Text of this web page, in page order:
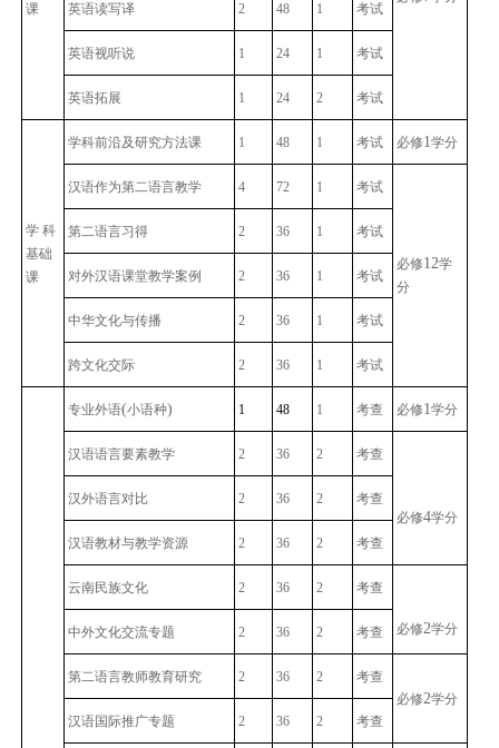
课
英语读写译 2 48 1 考试
英语视听说 1 24 1 考试
英语拓展 1 24 2 考试
学 科
基础
课
学科前沿及研究方法课 1 48 1 考试 必修1学分
汉语作为第二语言教学 4 72 1 考试
必修12学
分
第二语言习得 2 36 1 考试
对外汉语课堂教学案例 2 36 1 考试
中华文化与传播 2 36 1 考试
跨文化交际 2 36 1 考试
专业外语(小语种) 1 48 1 考查 必修1学分
汉语语言要素教学 2 36 2 考查
必修4学分
汉外语言对比 2 36 2 考查
汉语教材与教学资源 2 36 2 考查
云南民族文化 2 36 2 考查
必修2学分
中外文化交流专题 2 36 2 考查
第二语言教师教育研究 2 36 2
考查
必修2学分
汉语国际推广专题
2 36 2 考查